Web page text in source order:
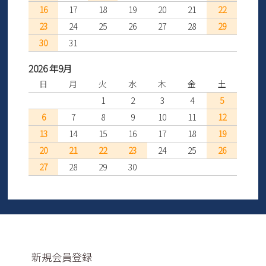
16
17 18 19 20 21
22
23
24 25 26 27 28
29
30
31
2026 年9月
日 月 火 水 木 金
土
1
2 3 4
5
6
7 8 9 10 11
12
13
14 15 16 17 18
19
20
21 22 23 24 25
26
27
28 29 30
新規会員登録